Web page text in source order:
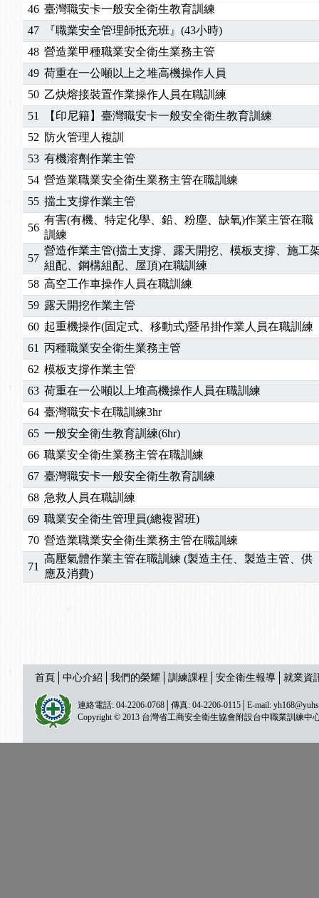
46 臺灣職安卡一般安全衛生教育訓練
47
『職業安全管理師抵充班』(43小時)
48 營造業甲種職業安全衛生業務主管
49 荷重在一公噸以上之堆高機操作人員
50 乙炔熔接裝置作業操作人員在職訓練
51
【印尼籍】臺灣職安卡一般安全衛生教育訓練
52 防火管理人複訓
53 有機溶劑作業主管
54 營造業職業安全衛生業務主管在職訓練
55 擋土支撐作業主管
56
有害(有機、特定化學、鉛、粉塵、缺氧)作業主管在職
訓練
57
營造作業主管(擋土支撐、露天開挖、模板支撐、施工
組配、鋼構組配、屋頂)在職訓練
58 高空工作車操作人員在職訓練
59 露天開挖作業主管
60 起重機操作(固定式、移動式)暨吊掛作業人員在職訓練
61 丙種職業安全衛生業務主管
62 模板支撐作業主管
63 荷重在一公噸以上堆高機操作人員在職訓練
64 臺灣職安卡在職訓練3hr
65 一般安全衛生教育訓練(6hr)
66 職業安全衛生業務主管在職訓練
67 臺灣職安卡一般安全衛生教育訓練
68 急救人員在職訓練
69 職業安全衛生管理員(總複習班)
70 營造業職業安全衛生業務主管在職訓練
71
高壓氣體作業主管在職訓練 (製造主任、製造主管、供
應及消費)
首頁 中心介紹 我們的榮耀 訓練課程 安全衛生報導 就業資
連絡電話: 04-2206-0768│傳真: 04-2206-0115│E-mail:
Copyright © 2013 台灣省工商安全衛生協會附設台中職業訓練中